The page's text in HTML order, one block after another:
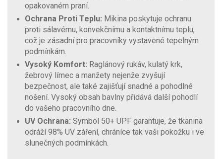
opakovaném praní.
Ochrana Proti Teplu: Mikina poskytuje ochranu
proti sálavému, konvekčnímu a kontaktnímu teplu,
což je zásadní pro pracovníky vystavené tepelným
podmínkám.
Vysoký Komfort: Raglánový rukáv, kulatý krk,
žebrový límec a manžety nejenže zvyšují
bezpečnost, ale také zajišťují snadné a pohodlné
nošení. Vysoký obsah bavlny přidává další pohodlí
do vašeho pracovního dne.
UV Ochrana: Symbol 50+ UPF garantuje, že tkanina
odráží 98% UV záření, chráníce tak vaši pokožku i ve
slunečných podmínkách.